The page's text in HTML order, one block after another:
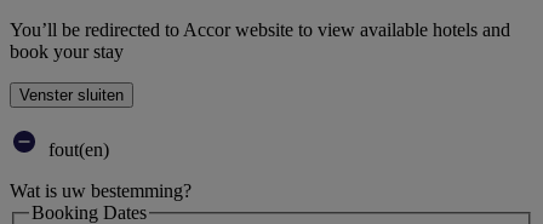
You’ll be redirected to Accor website to view available hotels and
book your stay
Venster sluiten
fout(en)
Wat is uw bestemming?
Booking Dates